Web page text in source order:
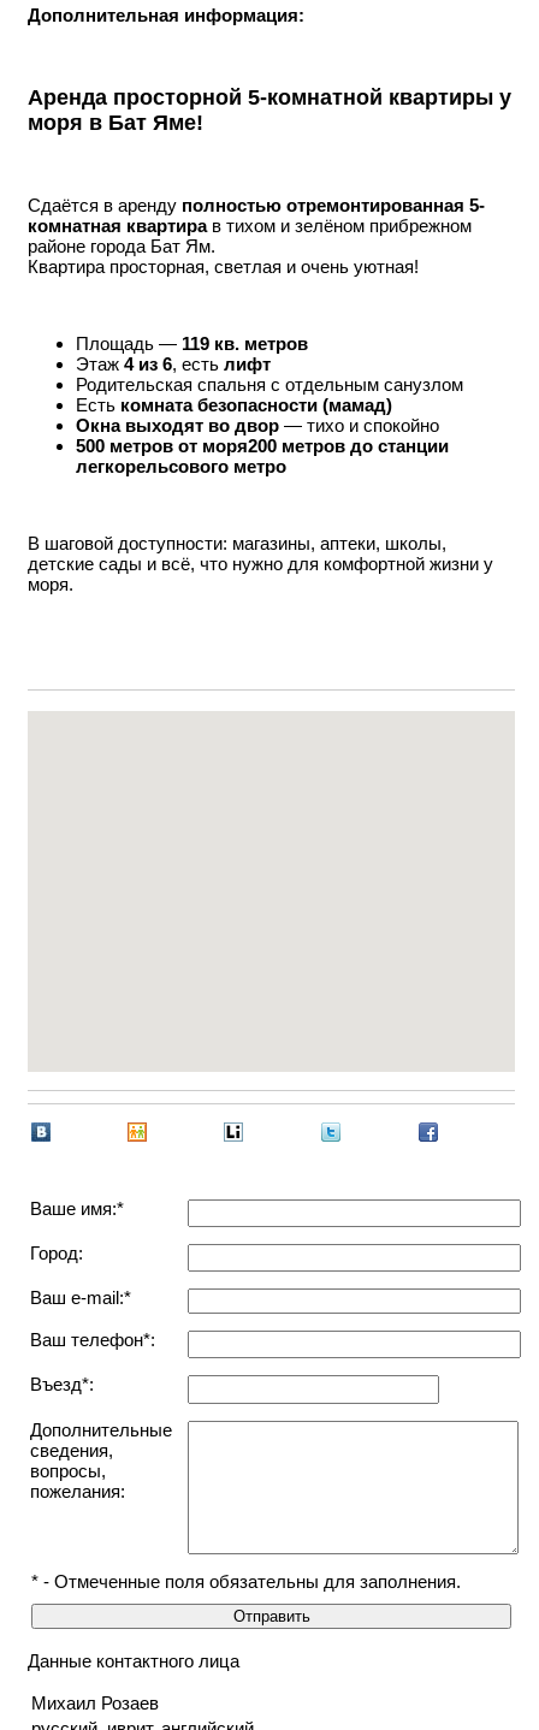
Дополнительная информация:
Аренда просторной 5-комнатной квартиры у
моря в Бат Яме!
Сдаётся в аренду полностью отремонтированная 5-
комнатная квартирав тихом и зелёном прибрежном
районе города Бат Ям.
Квартира просторная, светлая и очень уютная!
Площадь — 119 кв. метров
Этаж 4 из 6, есть лифт
Родительская спальня с отдельным санузлом
Есть комната безопасности (мамад)
Окна выходят во двор — тихо и спокойно
500 метров от моря200 метров до станции
легкорельсового метро
В шаговой доступности: магазины, аптеки, школы,
детские сады и всё, что нужно для комфортной жизни у
моря.
Ваше имя:*
Город:
Ваш e-mail:*
Ваш телефон*:
Въезд*:
Дополнительные
сведения,
вопросы,
пожелания:
* - Отмеченные поля обязательны для заполнения.
Данные контактного лица
Михаил Розаев